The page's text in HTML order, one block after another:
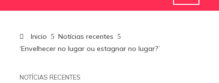
Inicio
Notícias recentes
‘Envelhecer no lugar ou estagnar no lugar?’
NOTÍCIAS RECENTES